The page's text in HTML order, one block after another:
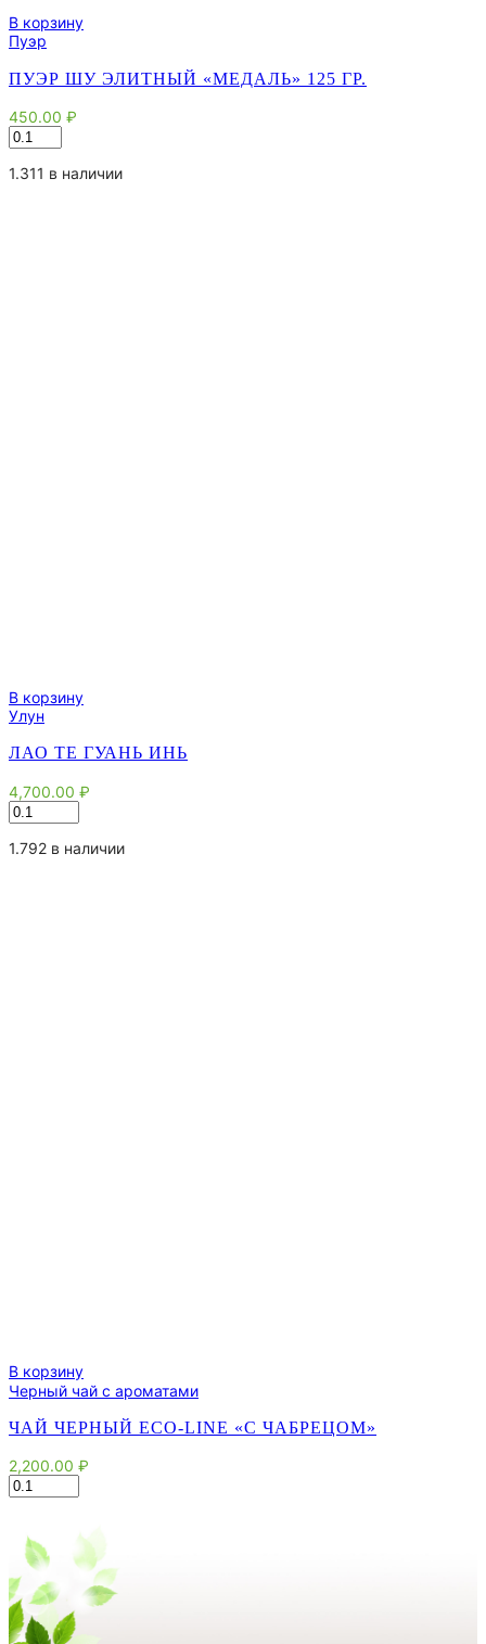
В корзину
Пуэр
ПУЭР ШУ ЭЛИТНЫЙ «МЕДАЛЬ» 125 ГР.
450.00 ₽
Количество
товара
Пуэр
1.311 в наличии
В корзину
Улун
ЛАО ТЕ ГУАНЬ ИНЬ
4,700.00 ₽
Количество
товара
Лао
1.792 в наличии
В корзину
Черный чай с ароматами
ЧАЙ ЧЕРНЫЙ ECO-LINE «С ЧАБРЕЦОМ»
2,200.00 ₽
Количество
товара
черный
eco-
line
"С
чабрецом"